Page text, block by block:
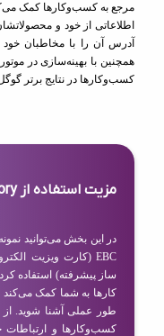
مرجع به کسب‌وکارها کمک
اطلاعاتی از خود و
آدرس آن را با مخاطبان
همچنین با بهینه‌سازی در
کسب‌وکارها در نتایج برتر
مزیت استفاده از Business Directory
در این بخش می‌توانید
ساز پیشرفته) استفاده
کارها به شما کمک می‌کند
طور عملی آشنا شوید. از
کسب‌وکارها و ارتباطات